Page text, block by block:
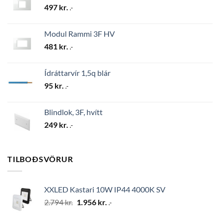
497 kr. .-
Modul Rammi 3F HV
481 kr. .-
Ídráttarvír 1,5q blár
95 kr. .-
Blindlok, 3F, hvítt
249 kr. .-
TILBOÐSVÖRUR
XXLED Kastari 10W IP44 4000K SV
2.794kr. Original
1.956 kr. Current
.-